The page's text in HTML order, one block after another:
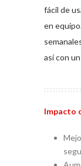
fácil de
en
así con
Impacto